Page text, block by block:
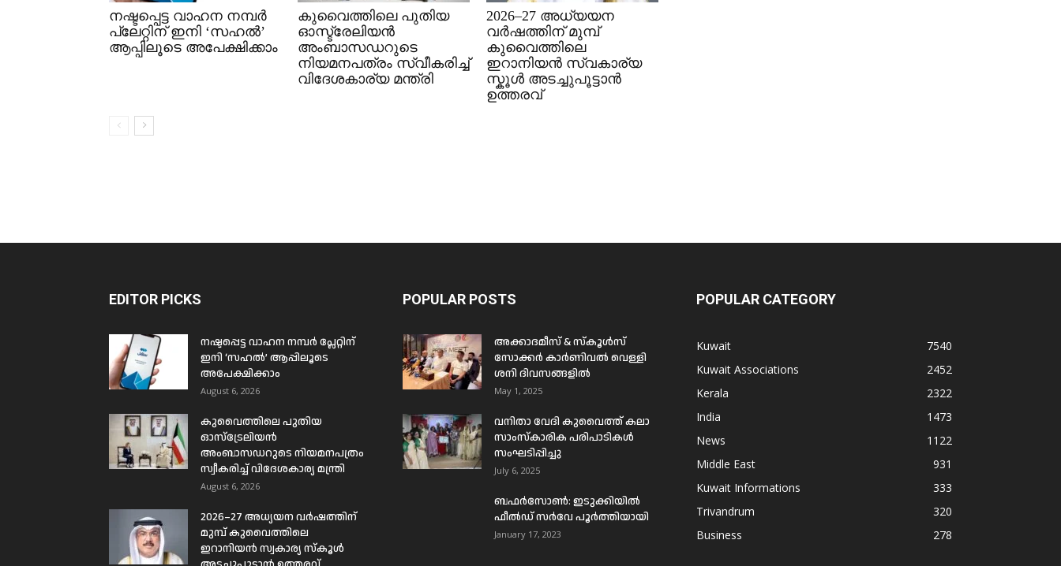
നഷ്ടപ്പെട്ട വാഹന നമ്പർ
പ്ലേറ്റിന് ഇനി ‘സഹൽ’
ആപ്പിലൂടെ അപേക്ഷിക്കാം
കുവൈത്തിലെ പുതിയ
ഓസ്ട്രേലിയൻ
അംബാസഡറുടെ
നിയമനപത്രം സ്വീകരിച്ച്
വിദേശകാര്യ മന്ത്രി
2026–27 അധ്യയന
വർഷത്തിന് മുമ്പ്
കുവൈത്തിലെ
ഇറാനിയൻ സ്വകാര്യ
സ്കൂൾ അടച്ചുപൂട്ടാൻ
ഉത്തരവ്
EDITOR PICKS
നഷ്ടപ്പെട്ട വാഹന നമ്പർ പ്ലേറ്റിന്
ഇനി ‘സഹൽ’ ആപ്പിലൂടെ
അപേക്ഷിക്കാം
August 6, 2026
കുവൈത്തിലെ പുതിയ
ഓസ്ട്രേലിയൻ
അംബാസഡറുടെ നിയമനപത്രം
സ്വീകരിച്ച് വിദേശകാര്യ മന്ത്രി
August 6, 2026
2026–27 അധ്യയന വർഷത്തിന്
മുമ്പ് കുവൈത്തിലെ
ഇറാനിയൻ സ്വകാര്യ സ്കൂൾ
POPULAR POSTS
അക്കാദമീസ് & സ്കൂൾസ്
സോക്കർ കാർണിവൽ വെള്ളി
ശനി ദിവസങ്ങളിൽ
May 1, 2025
വനിതാ വേദി കുവൈത്ത് കലാ
സാംസ്കാരിക പരിപാടികൾ
സംഘടിപ്പിച്ചു
July 6, 2025
ബഫര്‍സോണ്‍: ഇടുക്കിയില്‍
ഫീല്‍ഡ് സര്‍വേ പൂര്‍ത്തിയായി
January 17, 2023
POPULAR CATEGORY
Kuwait
7540
Kuwait Associations
2452
Kerala
2322
India
1473
News
1122
Middle East
931
Kuwait Informations
333
Trivandrum
320
Business
278